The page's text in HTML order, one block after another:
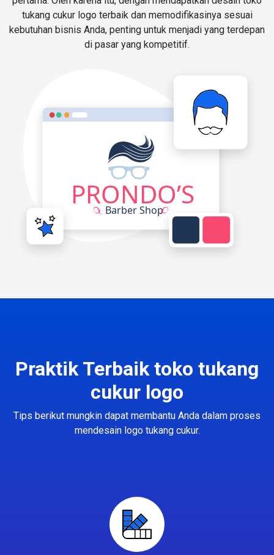
tukang cukur logo terbaik dan memodifikasinya sesuai
kebutuhan bisnis Anda, penting untuk menjadi yang terdepan
di pasar yang kompetitif.
Praktik Terbaik toko tukang
cukur logo
Tips berikut mungkin dapat membantu Anda dalam proses
mendesain logo tukang cukur.